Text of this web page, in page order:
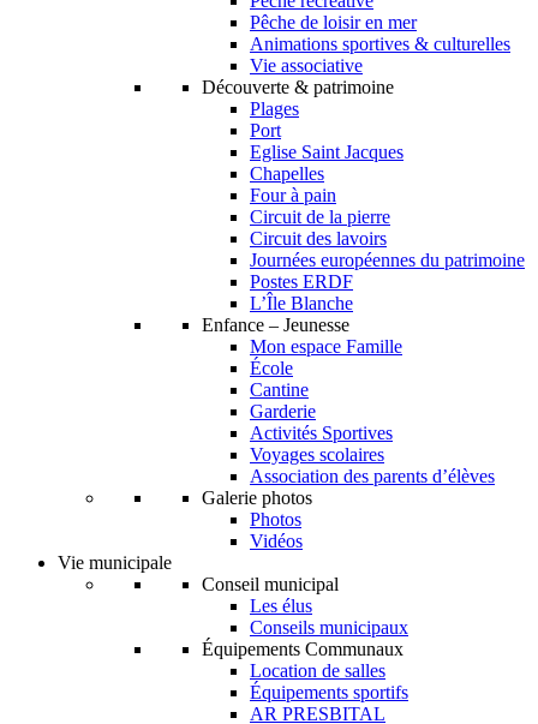
Pêche de loisir en mer
Animations sportives & culturelles
Vie associative
Découverte & patrimoine
Plages
Port
Eglise Saint Jacques
Chapelles
Four à pain
Circuit de la pierre
Circuit des lavoirs
Journées européennes du patrimoine
Postes ERDF
L’Île Blanche
Enfance – Jeunesse
Mon espace Famille
École
Cantine
Garderie
Activités Sportives
Voyages scolaires
Association des parents d’élèves
Galerie photos
Photos
Vidéos
Vie municipale
Conseil municipal
Les élus
Conseils municipaux
Équipements Communaux
Location de salles
Équipements sportifs
AR PRESBITAL